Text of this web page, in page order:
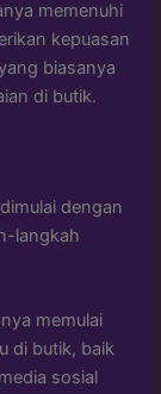
memenuhi
kepuasan
biasanya
di butik.
dengan
langkah
memulai
di butik, baik
sosial